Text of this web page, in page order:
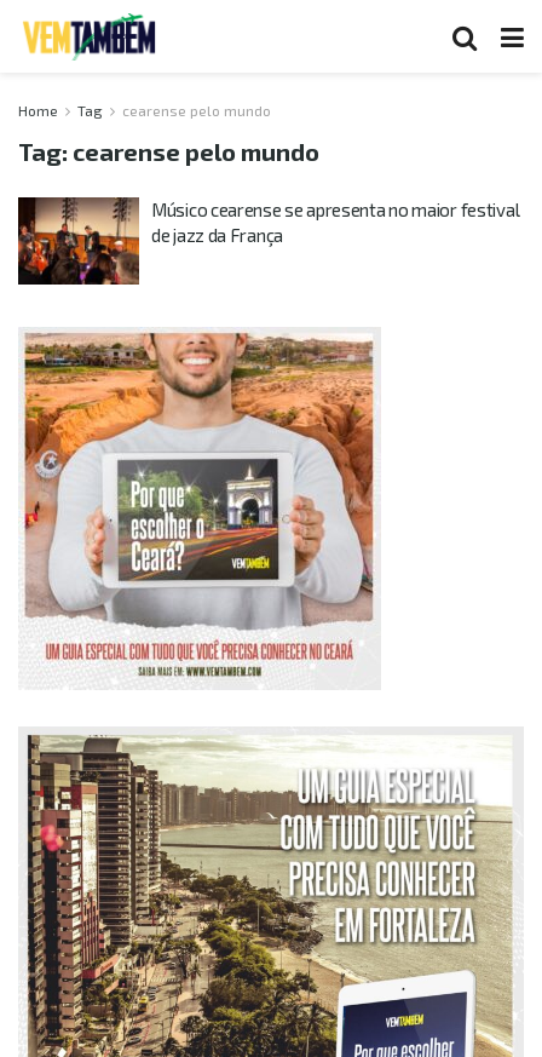
Home Tag cearense pelo mundo
Tag: cearense pelo mundo
Músico cearense se apresenta no maior festival
de jazz da França